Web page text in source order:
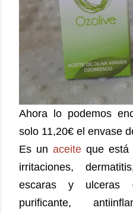
Ahora lo podemos
solo 11,20€ el envase
Es un aceiteque está
irritaciones,
escaras y ulceras
purificante,